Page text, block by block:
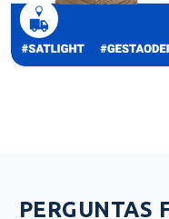
PERGUNTAS